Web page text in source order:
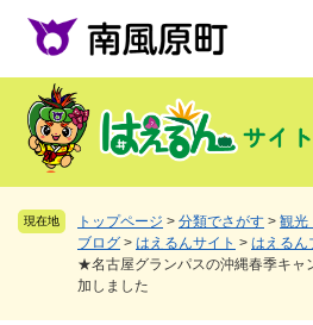
す
現在地 トップページ > 分類でさがす > 観光
ブログ > はえるんサイト > はえるん
★名古屋グランパスの沖縄春季キャ
加しました